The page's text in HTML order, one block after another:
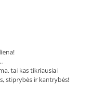
tai kas tikriausiai
stiprybės ir kantrybės!